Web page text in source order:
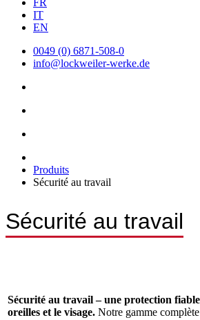
FR
IT
EN
0049 (0) 6871-508-0
info@lockweiler-werke.de
Produits
Sécurité au travail
Sécurité au travail
Sécurité au travail – une protection
oreilles et le visage. Notre gamme